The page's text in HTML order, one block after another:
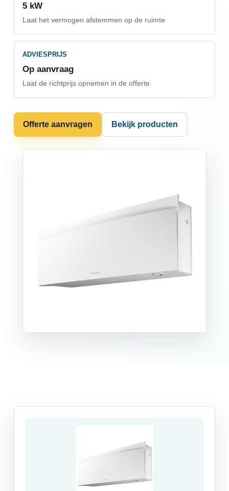
5 kW
Laat het vermogen afstemmen op de ruimte
ADVIESPRIJS
Op aanvraag
Laat de richtprijs opnemen in de offerte
Offerte aanvragen Bekijk producten